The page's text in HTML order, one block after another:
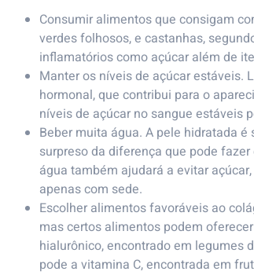
Consumir alimentos que consigam
verdes folhosos, e castanhas,
inflamatórios como açúcar além de
Manter os níveis de açúcar estáveis.
hormonal, que contribui para o
níveis de açúcar no sangue estáveis
Beber muita água. A pele hidratada
surpreso da diferença que pode
água também ajudará a evitar
apenas com sede.
Escolher alimentos favoráveis ao
mas certos alimentos podem
hialurônico, encontrado em legumes
pode a vitamina C, encontrada em